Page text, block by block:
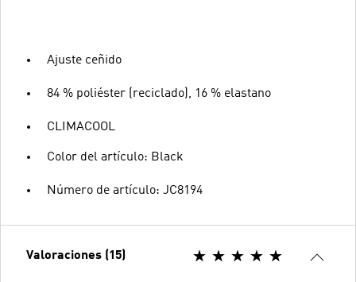
Ajuste ceñido
84 % poliéster (reciclado), 16 % elastano
CLIMACOOL
Color del artículo: Black
Número de artículo: JC8194
Valoraciones (15)